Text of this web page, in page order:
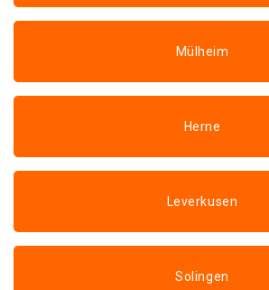
Mülheim
Herne
Leverkusen
Solingen